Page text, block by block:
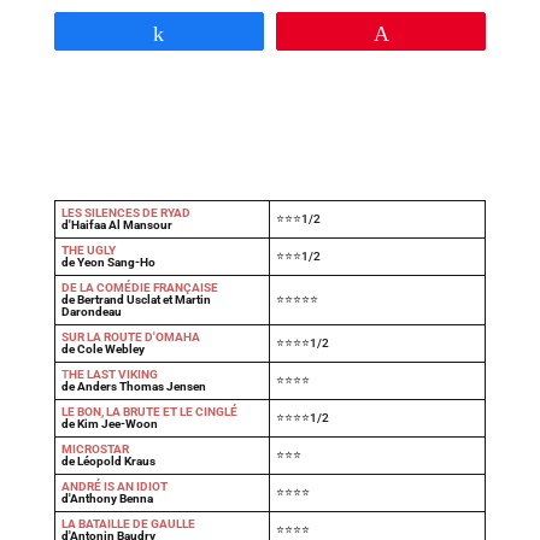
LES SILENCES DE RYAD
d'Haifaa Al Mansour
⭐⭐⭐1/2
THE UGLY
de Yeon Sang-Ho
⭐⭐⭐1/2
DE LA COMÉDIE FRANÇAISE
de Bertrand Usclat et Martin
Darondeau
⭐⭐⭐⭐⭐
SUR LA ROUTE D'OMAHA
de Cole Webley
⭐⭐⭐⭐1/2
THE LAST VIKING
de Anders Thomas Jensen
⭐⭐⭐⭐
LE BON, LA BRUTE ET LE CINGLÉ
de Kim Jee-Woon
⭐⭐⭐⭐1/2
MICROSTAR
de Léopold Kraus
⭐⭐⭐
ANDRÉ IS AN IDIOT
d'Anthony Benna
⭐⭐⭐⭐
LA BATAILLE DE GAULLE
d'Antonin Baudry
⭐⭐⭐⭐